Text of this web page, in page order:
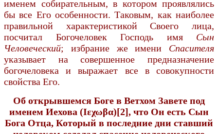
именем собирательным, в котором проявлялись
бы все Его особенности. Таковым, как наиболее
правильной характеристикой Своего лица,
посчитал Богочеловек Господь имя Сын
Человеческий; избрание же имени Спасителя
указывает на совершенное предназначение
богочеловека и выражает все в совокупности
свойства Его.
Об открывшемся Боге в Ветхом Завете под
именем Иехова (Ιεχωβα)[2], что Он есть Сын
Бога Отца, Который в последние дни ставший